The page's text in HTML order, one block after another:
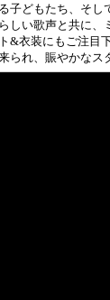
子どもたち、そ
しい歌声と共に、
&衣装にもご注目下
られ、賑やかなス